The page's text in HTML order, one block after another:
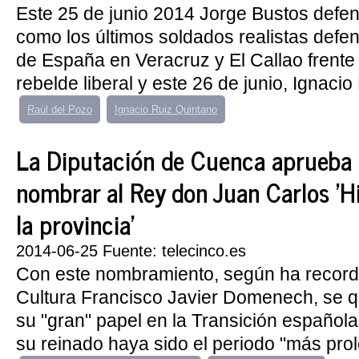
Este 25 de junio 2014 Jorge Bustos
como los últimos soldados realistas
de España en Veracruz y El Callao
rebelde liberal y este 26 de junio,
Raúl del Pozo Ignacio Ruiz Quintano
La Diputación de Cuenca
nombrar al Rey don Juan Carlos
la provincia'
2014-06-25 Fuente: telecinco.es
Con este nombramiento, según ha
Cultura Francisco Javier Domenech, se
su "gran" papel en la Transición
su reinado haya sido el periodo "más